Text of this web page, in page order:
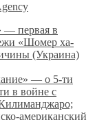
— первая в
«Шомер ха-
(Украина)
— о 5-ти
в войне с
американский